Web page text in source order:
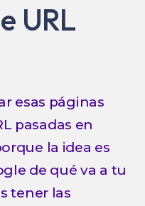
URL
esas páginas
pasadas en
la idea es
de qué va a tu
tener las